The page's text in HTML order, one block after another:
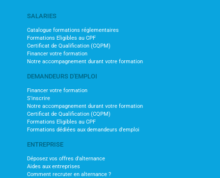
SALARIES
Catalogue formations réglementaires
Formations Eligibles au CPF
Certificat de Qualification (CQPM)
Financer votre formation
Notre accompagnement durant votre formation
DEMANDEURS D'EMPLOI
Financer votre formation
S'inscrire
Notre accompagnement durant votre formation
Certificat de Qualification (CQPM)
Formations Eligibles au CPF
Formations dédiées aux demandeurs d'emploi
ENTREPRISE
Déposez vos offres d'alternance
Aides aux entreprises
Comment recruter en alternance ?